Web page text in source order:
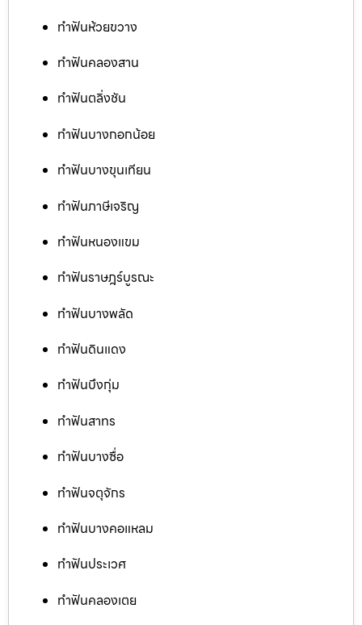
ทำฟันห้วยขวาง
ทำฟันคลองสาน
ทำฟันตลิ่งชัน
ทำฟันบางกอกน้อย
ทำฟันบางขุนเทียน
ทำฟันภาษีเจริญ
ทำฟันหนองแขม
ทำฟันราษฎร์บูรณะ
ทำฟันบางพลัด
ทำฟันดินแดง
ทำฟันบึงกุ่ม
ทำฟันสาทร
ทำฟันบางซื่อ
ทำฟันจตุจักร
ทำฟันบางคอแหลม
ทำฟันประเวศ
ทำฟันคลองเตย